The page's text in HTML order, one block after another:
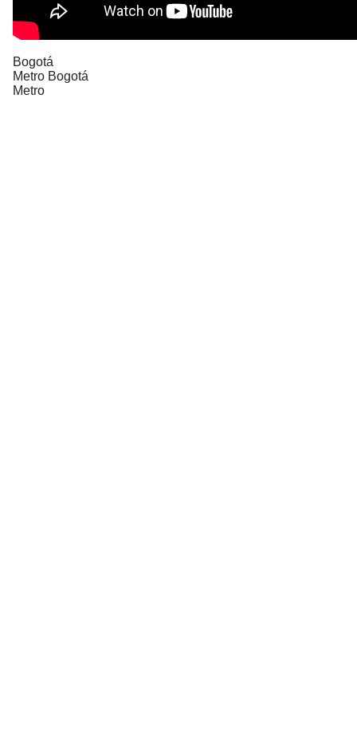
Bogotá
Metro Bogotá
Metro